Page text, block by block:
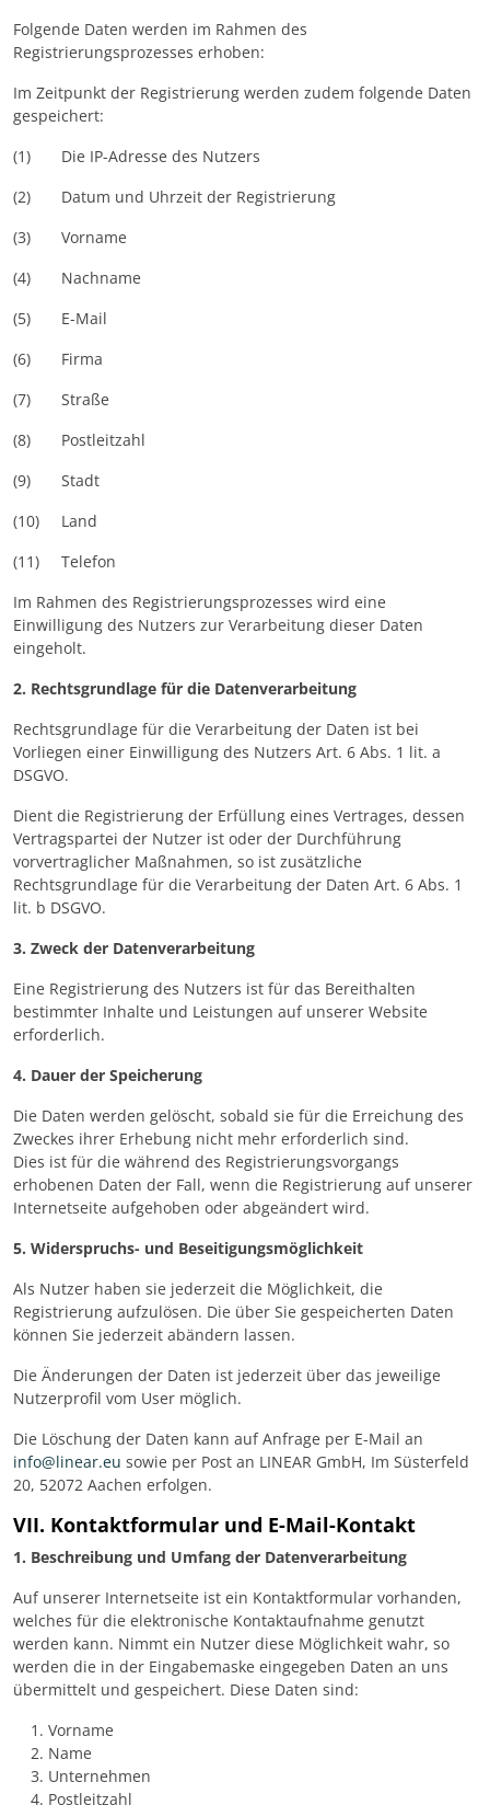
Folgende Daten werden im Rahmen des
Registrierungsprozesses erhoben:
Im Zeitpunkt der Registrierung werden zudem folgende Daten
gespeichert:
(1) Die IP-Adresse des Nutzers
(2) Datum und Uhrzeit der Registrierung
(3) Vorname
(4) Nachname
(5) E-Mail
(6) Firma
(7) Straße
(8) Postleitzahl
(9) Stadt
(10) Land
(11) Telefon
Im Rahmen des Registrierungsprozesses wird eine
Einwilligung des Nutzers zur Verarbeitung dieser Daten
eingeholt.
2. Rechtsgrundlage für die Datenverarbeitung
Rechtsgrundlage für die Verarbeitung der Daten ist bei
Vorliegen einer Einwilligung des Nutzers Art. 6 Abs. 1 lit. a
DSGVO.
Dient die Registrierung der Erfüllung eines Vertrages, dessen
Vertragspartei der Nutzer ist oder der Durchführung
vorvertraglicher Maßnahmen, so ist zusätzliche
Rechtsgrundlage für die Verarbeitung der Daten Art. 6 Abs. 1
lit. b DSGVO.
3. Zweck der Datenverarbeitung
Eine Registrierung des Nutzers ist für das Bereithalten
bestimmter Inhalte und Leistungen auf unserer Website
erforderlich.
4. Dauer der Speicherung
Die Daten werden gelöscht, sobald sie für die Erreichung des
Zweckes ihrer Erhebung nicht mehr erforderlich sind.
Dies ist für die während des Registrierungsvorgangs
erhobenen Daten der Fall, wenn die Registrierung auf unserer
Internetseite aufgehoben oder abgeändert wird.
5. Widerspruchs- und Beseitigungsmöglichkeit
Als Nutzer haben sie jederzeit die Möglichkeit, die
Registrierung aufzulösen. Die über Sie gespeicherten Daten
können Sie jederzeit abändern lassen.
Die Änderungen der Daten ist jederzeit über das jeweilige
Nutzerprofil vom User möglich.
Die Löschung der Daten kann auf Anfrage per E-Mail an
info@linear.eu sowie per Post an LINEAR GmbH, Im Süsterfeld
20, 52072 Aachen erfolgen.
VII. Kontaktformular und E-Mail-Kontakt
1. Beschreibung und Umfang der Datenverarbeitung
Auf unserer Internetseite ist ein Kontaktformular vorhanden,
welches für die elektronische Kontaktaufnahme genutzt
werden kann. Nimmt ein Nutzer diese Möglichkeit wahr, so
werden die in der Eingabemaske eingegeben Daten an uns
übermittelt und gespeichert. Diese Daten sind:
Vorname
Name
Unternehmen
Postleitzahl